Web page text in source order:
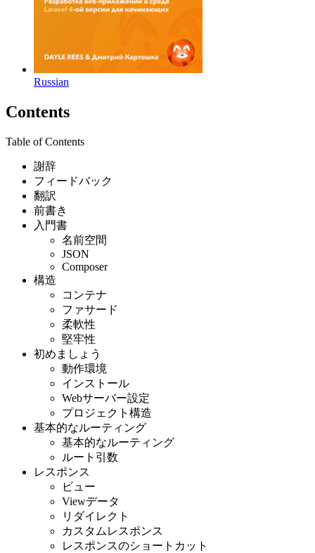
Russian
Contents
Table of Contents
謝辞
フィードバック
翻訳
前書き
入門書
名前空間
JSON
Composer
構造
コンテナ
ファサード
柔軟性
堅牢性
初めましょう
動作環境
インストール
Webサーバー設定
プロジェクト構造
基本的なルーティング
基本的なルーティング
ルート引数
レスポンス
ビュー
Viewデータ
リダイレクト
カスタムレスポンス
レスポンスのショートカット